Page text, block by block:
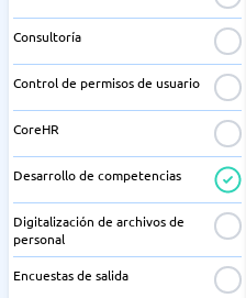
Consultoría
Control de permisos de usuario
CoreHR
Desarrollo de competencias
Digitalización de archivos de
personal
Encuestas de salida